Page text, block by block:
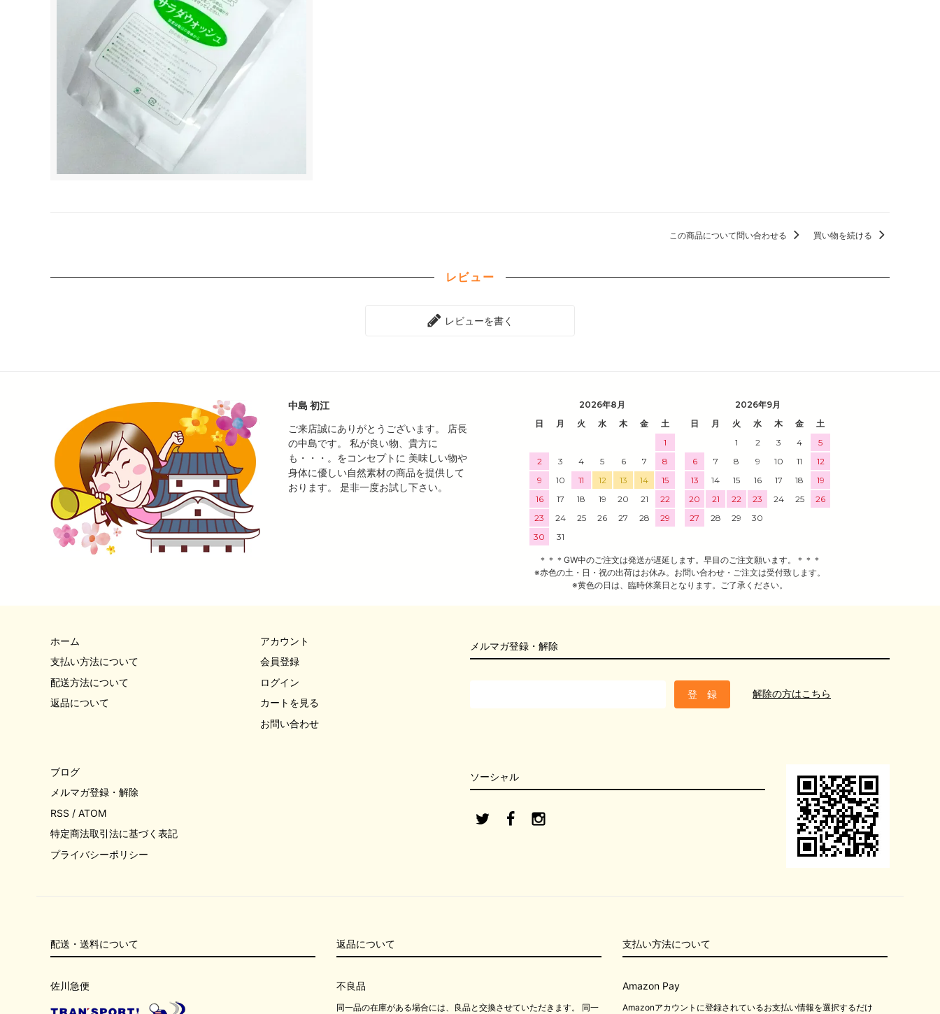
この商品について問い合わせる 買い物を続ける
レビュー
レビューを書く
中島 初江
ご来店誠にありがとうございます。 店長
の中島です。 私が良い物、貴方に
も・・・。をコンセプトに 美味しい物や
身体に優しい自然素材の商品を提供して
おります。 是非一度お試し下さい。
2026年8月
日
月 火 水 木 金
土
1
2
3 4 5 6 7
8
9
10 11 12 13 14
15
16
17 18 19 20 21
22
23
24 25 26 27 28
29
30
31
2026年9月
日
月 火 水 木 金
土
1
2 3 4
5
6
7 8 9 10 11
12
13
14 15 16 17 18
19
20
21 22 23 24 25
26
27
28 29 30
＊＊＊GW中のご注文は発送が遅延します。早目のご注文願います。＊＊＊
※赤色の土・日・祝の出荷はお休み。お問い合わせ・ご注文は受付致します。
※黄色の日は、臨時休業日となります。ご了承ください。
メルマガ登録・解除
解除の方はこちら
ホーム
支払い方法について
配送方法について
返品について
アカウント
会員登録
ログイン
カートを見る
お問い合わせ
ソーシャル
ブログ
メルマガ登録・解除
RSS / ATOM
特定商法取引法に基づく表記
プライバシーポリシー
配送・送料について
佐川急便
返品について
不良品
同一品の在庫がある場合には、良品と交換させていただきます。 同一
支払い方法について
Amazon Pay
Amazonアカウントに登録されているお支払い情報を選択するだけ